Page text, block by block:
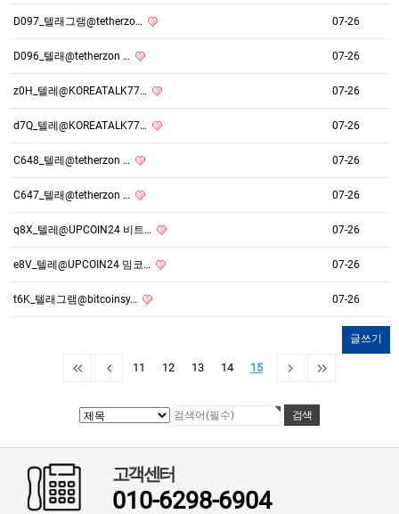
D097_텔래그램@tetherzo… 07-26
D096_텔래@tetherzon … 07-26
z0H_텔레@KOREATALK77… 07-26
d7Q_텔레@KOREATALK77… 07-26
C648_텔레@tetherzon … 07-26
C647_텔래@tetherzon … 07-26
q8X_텔레@UPCOIN24 비트… 07-26
e8V_텔레@UPCOIN24 밈코… 07-26
t6K_텔래그램@bitcoinsy… 07-26
글쓰기
11 12 13 14 15
고객센터
010-6298-6904